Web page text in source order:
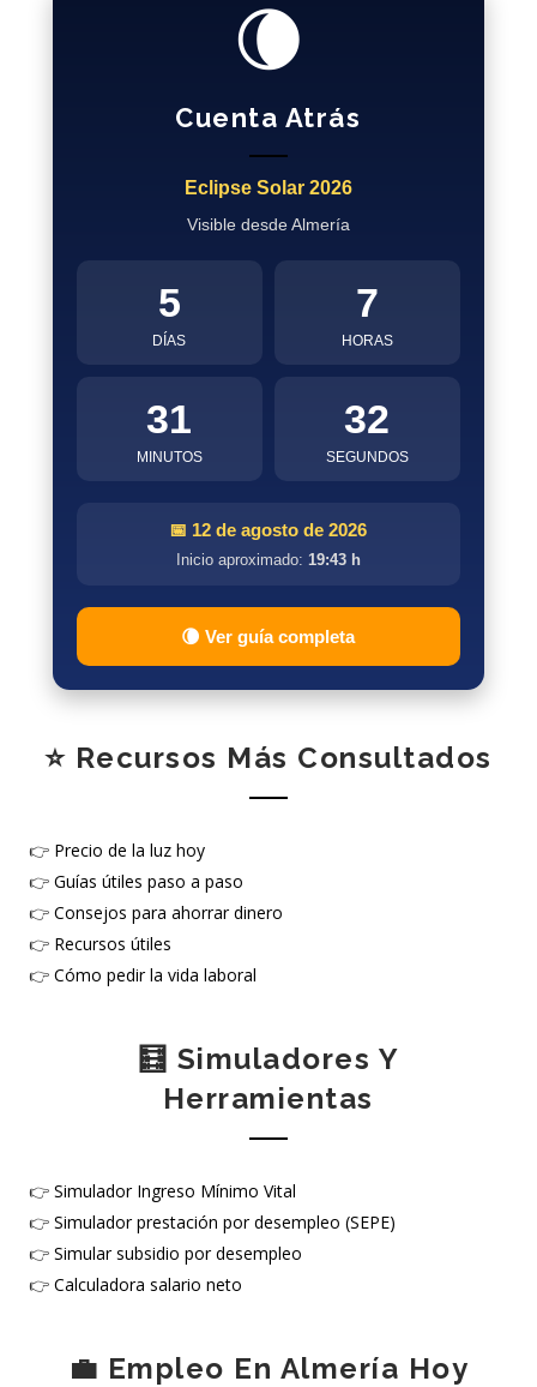
🌘
Cuenta Atrás
Eclipse Solar 2026
Visible desde Almería
5
DÍAS
7
HORAS
31
MINUTOS
31
SEGUNDOS
📅 12 de agosto de 2026
Inicio aproximado: 19:43 h
🌘 Ver guía completa
⭐ Recursos Más Consultados
👉 Precio de la luz hoy
👉 Guías útiles paso a paso
👉 Consejos para ahorrar dinero
👉 Recursos útiles
👉 Cómo pedir la vida laboral
🧮 Simuladores Y
Herramientas
👉 Simulador Ingreso Mínimo Vital
👉 Simulador prestación por desempleo (SEPE)
👉 Simular subsidio por desempleo
👉 Calculadora salario neto
💼 Empleo En Almería Hoy